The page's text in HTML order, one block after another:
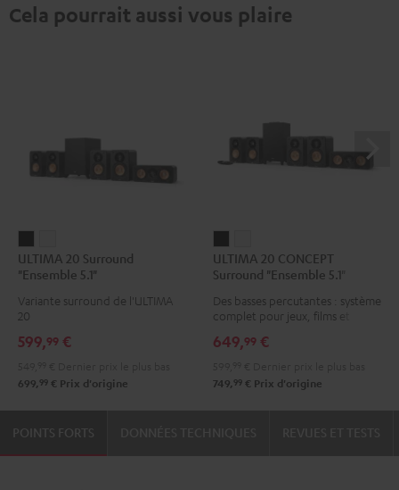
Cela pourrait aussi vous plaire
20
Surround
"Ensemble
Noir
20
Surround
"Ensemble
Blanc
ULTIMA 20 Surround
"Ensemble 5.1"
Variante surround de l'ULTIMA
20
599,99 €
699, 99 € Prix d'origine
20
CONCEPT
Surround
"Ensemble
5.1"
20
CONCEPT
Surround
"Ensemble
5.1"
ULTIMA 20 CONCEPT
Surround "Ensemble 5.1"
Des basses percutantes : système
complet pour jeux, films et
649,99 €
749, 99 € Prix d'origine
POINTS FORTS